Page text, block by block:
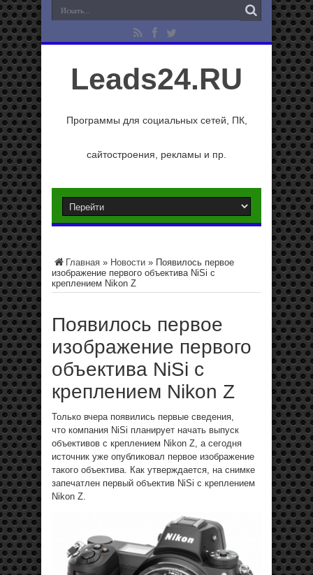
Leads24.RU
Программы для социальных сетей, ПК,
сайтостроения, рекламы и пр.
Главная » Новости » Появилось первое
изображение первого объектива NiSi с
креплением Nikon Z
Появилось первое
изображение первого
объектива NiSi с
креплением Nikon Z
Только вчера появились первые сведения,
что компания NiSi планирует начать выпуск
объективов с креплением Nikon Z, а сегодня
источник уже опубликовал первое изображение
такого объектива. Как утверждается, на снимке
запечатлен первый объектив NiSi с креплением
Nikon Z.